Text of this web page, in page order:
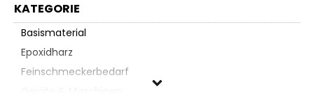
KATEGORIE
Basismaterial
Epoxidharz
Feinschmeckerbedarf